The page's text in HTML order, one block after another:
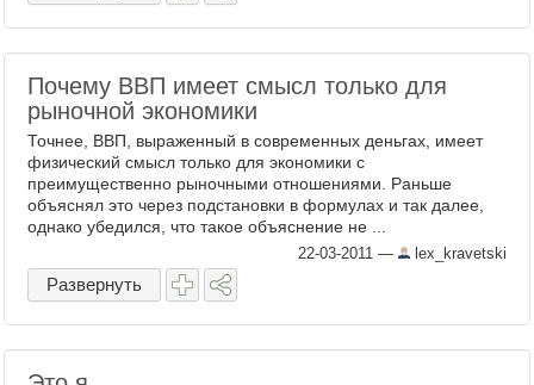
Почему ВВП имеет смысл только для
рыночной экономики
Точнее, ВВП, выраженный в современных деньгах, имеет
физический смысл только для экономики с
преимущественно рыночными отношениями. Раньше
объяснял это через подстановки в формулах и так далее,
однако убедился, что такое объяснение не ...
22-03-2011 — lex_kravetski
Развернуть